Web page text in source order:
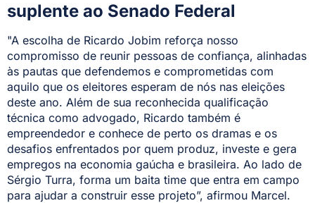
suplente ao Senado Federal
"A escolha de Ricardo Jobim reforça nosso
compromisso de reunir pessoas de confiança, alinhadas
às pautas que defendemos e comprometidas com
aquilo que os eleitores esperam de nós nas eleições
deste ano. Além de sua reconhecida qualificação
técnica como advogado, Ricardo também é
empreendedor e conhece de perto os dramas e os
desafios enfrentados por quem produz, investe e gera
empregos na economia gaúcha e brasileira. Ao lado de
Sérgio Turra, forma um baita time que entra em campo
para ajudar a construir esse projeto”, afirmou Marcel.